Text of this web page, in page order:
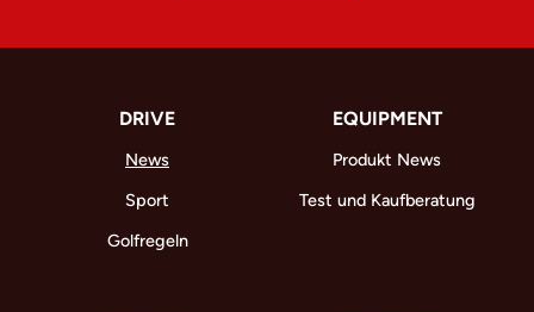
DRIVE
News
Sport
Golfregeln
EQUIPMENT
Produkt News
Test und Kaufberatung